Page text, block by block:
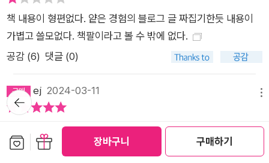
장바구니 구매하기
있는 일이 무엇인지 찾고, 잘못된 생각을 고치고, 생각을 행동으
로 (제대로) 옮기는 방법에 대해 많이 고민했다. 10년 동안 하루
에 몇 시간씩 일기를 쓰면서 스스로 질문하고 답했다. 그 생각들
이 다른 사람에게도 유용할 것 같으면 개인 블로그에 글을 올렸
고, 그것이 바로 이 책에 담긴 내용이다. 그는 모든 일의 결정과
판단을 제로포인트(원점)에서 다시 하면서, 인생의 중요한 순간
에 자신이 어떻게 결정했고, 어떤 관점에서 문제를 바라보았는지
를 (그 실패와 성공과정까지) 모두 공개했다. 세계 각처에서 사람
들이 그의 글을 읽으면서, 쉽지만 지혜가 가득한 것을 대번에 알
책 내용이 형편없다. 얕은 경험의 블로그 글 짜집기한듯 내용이
가볍고 쓸모없다. 책팔이라고 볼 수 밖에 없다.
공감 (6) 댓글 (0)
ej 2024-03-11
총 66개의 챕터로 한번쯤 고민해본 다양한 주제들을 다루고 있
어 좋습니다. 무엇보다 챕터당 내용은 짧지만 전하고자 하는 메시
뒤로가
기